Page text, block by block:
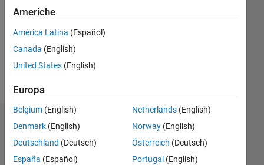
Badge
Yasuaki
Tsuruoka's
Americhe
América Latina (Español)
Canada (English)
United States (English)
Europa
Belgium (English)
Denmark (English)
Deutschland (Deutsch)
España (Español)
Netherlands(English)
Norway(English)
Österreich (Deutsch)
Portugal (English)